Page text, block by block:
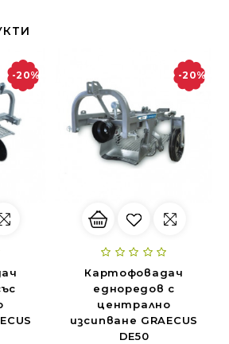
-20% -20%
Картофовадач
едноредов с
централно
изсипване GRAECUS
DE50